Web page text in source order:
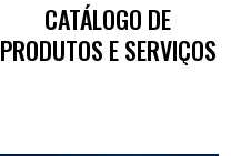
CATÁLOGO DE
PRODUTOS E SERVIÇOS